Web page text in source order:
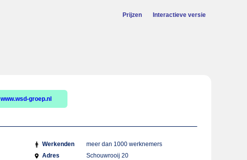
Prijzen Interactieve versie
www.wsd-groep.nl
Werkenden
meer dan 1000 werknemers
Adres
Schouwrooij 20